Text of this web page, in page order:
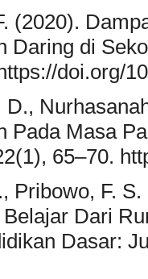
(2020).
Daring di
doi.org/
D.,
Pada Masa
65–70.
Pribowo, F.
Dari
Dasar: